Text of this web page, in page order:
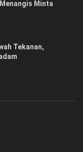
Minta
Tekanan,